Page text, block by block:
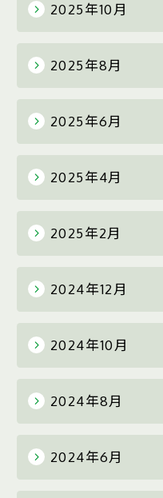
2025年10月
2025年8月
2025年6月
2025年4月
2025年2月
2024年12月
2024年10月
2024年8月
2024年6月